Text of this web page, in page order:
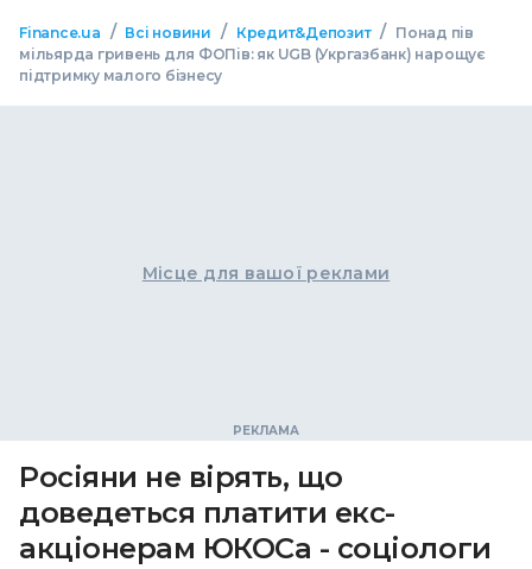
Finance.ua / Всі новини / Кредит&Депозит / Понад пів
мільярда гривень для ФОПів: як UGB (Укргазбанк) нарощує
підтримку малого бізнесу
Місце для вашої реклами
Росіяни не вірять, що
доведеться платити екс-
акціонерам ЮКОСа - соціологи